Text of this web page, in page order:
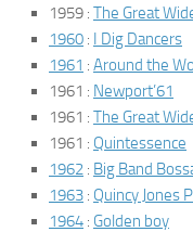
1959 : The Great
1960 : I Dig Dancers
1961 : Around the
1961 : Newport’61
1961 : The Great
1961 : Quintessence
1962 : Big Band
1963 : Quincy Jones
1964 : Golden boy